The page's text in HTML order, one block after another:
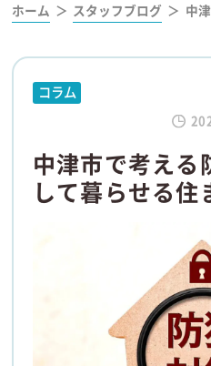
ホーム スタッフブログ 中
コラム
中津市で考える
して暮らせる住